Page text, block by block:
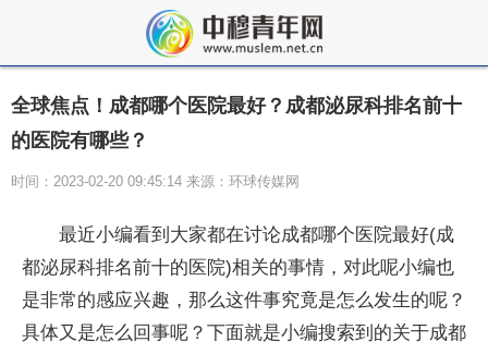
全球焦点！成都哪个医院最好？成都泌尿科排名前十
的医院有哪些？
时间：2023-02-20 09:45:14 来源：环球传媒网
最近小编看到大家都在讨论成都哪个医院最好(成
都泌尿科排名前十的医院)相关的事情，对此呢小编也
是非常的感应兴趣，那么这件事究竟是怎么发生的呢？
具体又是怎么回事呢？下面就是小编搜索到的关于成都